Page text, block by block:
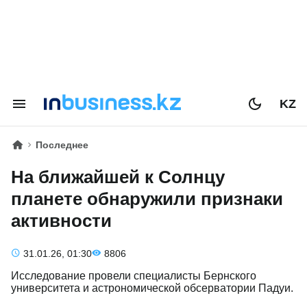
KZ
Последнее
На ближайшей к Солнцу
планете обнаружили признаки
активности
31.01.26, 01:30 8806
Исследование провели специалисты Бернского
университета и астрономической обсерватории Падуи.